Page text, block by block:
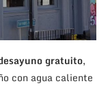
gratuito,
con agua caliente